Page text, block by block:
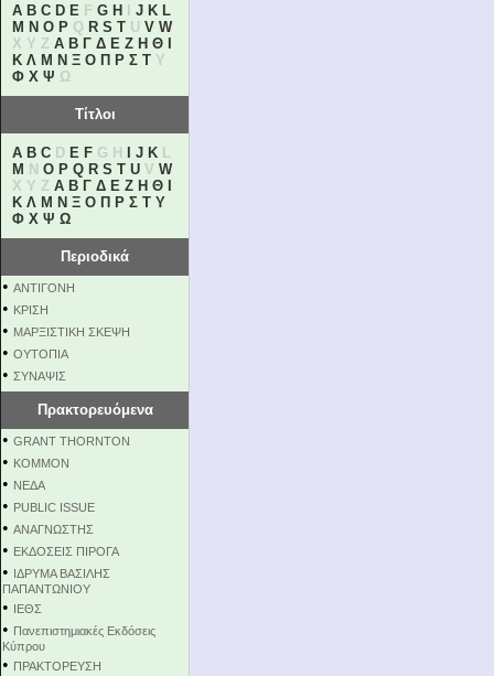
A B C D E F G H J K L
M N O P Q R S T U V W
X Y Z Α Β Γ Δ Ε Ζ Η Θ
Κ Λ Μ Ν Ξ Ο Π Ρ Σ Τ Υ
Φ Χ Ψ Ω
Τίτλοι
A B C D E F G H J K L
M N O P Q R S T U V W
X Y Z Α Β Γ Δ Ε Ζ Η Θ
Κ Λ Μ Ν Ξ Ο Π Ρ Σ Τ Υ
Φ Χ Ψ Ω
Περιοδικά
• ΑΝΤΙΓΟΝΗ
• ΚΡΙΣΗ
• ΜΑΡΞΙΣΤΙΚΗ ΣΚΕΨΗ
• ΟΥΤΟΠΙΑ
• ΣΥΝΑΨΙΣ
Πρακτορευόμενα
• GRANT THORNTON
• KOMMON
• NEΔΑ
• PUBLIC ISSUE
• ΑΝΑΓΝΩΣΤΗΣ
• ΕΚΔΟΣΕΙΣ ΠΙΡΟΓΑ
• ΙΔΡΥΜΑ ΒΑΣΙΛΗΣ
ΠΑΠΑΝΤΩΝΙΟΥ
• ΙΕΘΣ
• Πανεπιστημιακές Εκδόσεις
Κύπρου
• ΠΡΑΚΤΟΡΕΥΣΗ